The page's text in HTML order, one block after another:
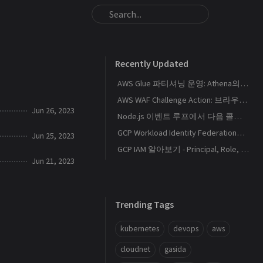
Jun 26, 2023
Jun 25, 2023
Jun 21, 2023
Recently Updated
AWS Glue 파티셔닝 운영: Athena의 S3 스캔량을 줄이는 Catalog와 Projection 설계
AWS WAF Challenge Action: 브라우저 토큰과 SPA 요청 경계를 이해하기
Node.js 이벤트 루프에서 다음 콜백이 실행되는 순서
GCP Workload Identity Federation으로 외부 워크로드에 키 없이 권한 부여하기
GCP IAM 알아보기 - Principal, Role, Policy, Service Account
Trending Tags
kubernetes devops aws
cloudnet gasida